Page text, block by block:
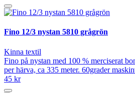
Fino 12/3 nystan 5810 grågrön
Kinna textil
Fino på nystan med 100 % merciserat
per härva, ca 335 meter. 60grader
45 kr